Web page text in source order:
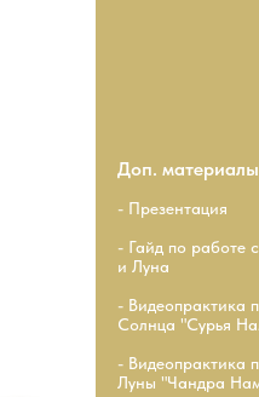
- Презентация
- Гайд по работе
и Луна
- Видеопрактика
Солнца "Сурья
- Видеопрактика
Луны "Чандра
Доп. материалы